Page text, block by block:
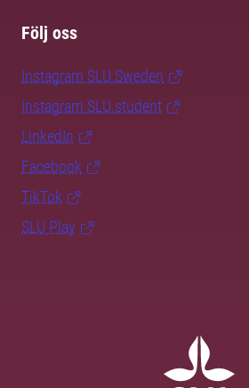
Följ oss
Instagram SLU.Sweden
Instagram SLU.student
LinkedIn
Facebook
TikTok
SLU Play